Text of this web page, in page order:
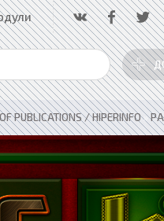
PUBLICATIONS / HIPERINFO»